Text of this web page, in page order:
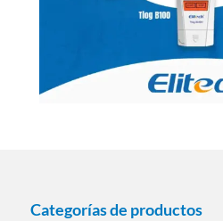
Categorías de productos